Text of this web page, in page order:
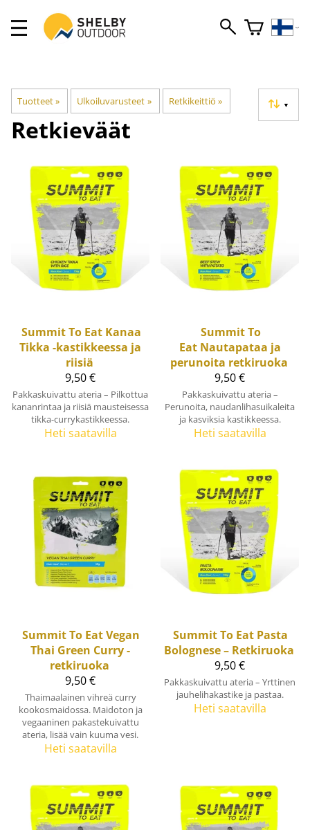
Tuotteet‪» Ulkoiluvarusteet ‪» Retkikeittiö ‪» ▼
Retkieväät
Summit To Eat Kanaa
Tikka -kastikkeessa ja
riisiä
9,50 €
Pakkaskuivattu ateria – Pilkottua
kananrintaa ja riisiä mausteisessa
tikka-currykastikkeessa.
Heti saatavilla
Summit To
Eat Nautapataa ja
perunoita retkiruoka
9,50 €
Pakkaskuivattu ateria –
Perunoita, naudanlihasuikaleita
ja kasviksia kastikkeessa.
Heti saatavilla
Summit To EatVegan
Thai Green Curry -
retkiruoka
9,50 €
Thaimaalainen vihreä curry
kookosmaidossa. Maidoton ja
vegaaninen pakastekuivattu
ateria, lisää vain kuuma vesi.
Heti saatavilla
Summit To Eat Pasta
Bolognese – Retkiruoka
9,50 €
Pakkaskuivattu ateria – Yrttinen
jauhelihakastike ja pastaa.
Heti saatavilla